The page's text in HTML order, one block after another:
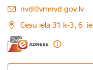
E-pasts:
nvd@vmnvd.gov.lv
Cēsu iela 31 k-3, 6.